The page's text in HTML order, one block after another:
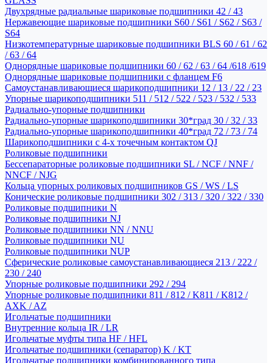
Двухрядные радиальные шариковые подшипники 42 / 43
Нержавеющие шариковые подшипники S60 / S61 / S62 / S63 /
S64
Низкотемпературные шариковые подшипники BLS 60 / 61 / 62
/ 63 / 64
Однорядные шариковые подшипники 60 / 62 / 63 / 64 /618 /619
Однорядные шариковые подшипники с фланцем F6
Самоустанавливающиеся шарикоподшипники 12 / 13 / 22 / 23
Упорные шарикоподшипники 511 / 512 / 522 / 523 / 532 / 533
Радиально-упорные подшипники
Радиально-упорные шарикоподшипники 30*град 30 / 32 / 33
Радиально-упорные шарикоподшипники 40*град 72 / 73 / 74
Шарикоподшипники с 4-х точечным контактом QJ
Роликовые подшипники
Бессепараторные роликовые подшипники SL / NCF / NNF /
NNCF / NJG
Кольца упорных роликовых подшипников GS / WS / LS
Конические роликовые подшипники 302 / 313 / 320 / 322 / 330
Роликовые подшипники N
Роликовые подшипники NJ
Роликовые подшипники NN / NNU
Роликовые подшипники NU
Роликовые подшипники NUP
Сферические роликовые самоустанавливающиеся 213 / 222 /
230 / 240
Упорные роликовые подшипники 292 / 294
Упорные роликовые подшипники 811 / 812 / K811 / K812 /
AXK / AZ
Игольчатые подшипники
Внутренние кольца IR / LR
Игольчатые муфты типа HF / HFL
Игольчатые подшипники (сепаратор) K / KT
Игольчатые подшипники комбинированного типа